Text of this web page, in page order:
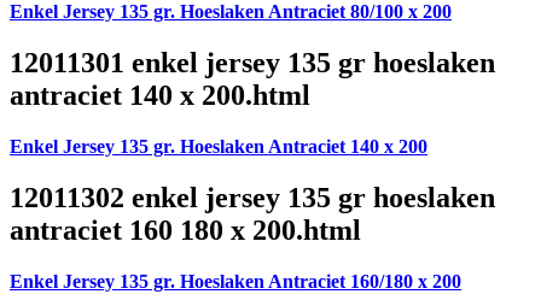
Enkel Jersey 135 gr. Hoeslaken Antraciet 80/100 x 200
12011301 enkel jersey 135 gr hoeslaken
antraciet 140 x 200.html
Enkel Jersey 135 gr. Hoeslaken Antraciet 140 x 200
12011302 enkel jersey 135 gr hoeslaken
antraciet 160 180 x 200.html
Enkel Jersey 135 gr. Hoeslaken Antraciet 160/180 x 200